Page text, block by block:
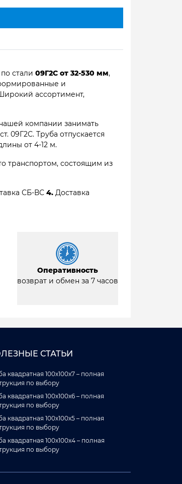
по стали 09Г2С от 32-530 мм,
и
ассортимент,
компании занимать
09Г2С. Труба отпускается
от 4-12 м.
транспортом, состоящим из
СБ-ВС 4. Доставка
Оперативность
возврат и обмен за 7 часов
СТАТЬИ
квадратная 100x100x7 – полная
по выбору
квадратная 100x100x6 – полная
по выбору
квадратная 100x100x5 – полная
по выбору
квадратная 100x100x4 – полная
по выбору